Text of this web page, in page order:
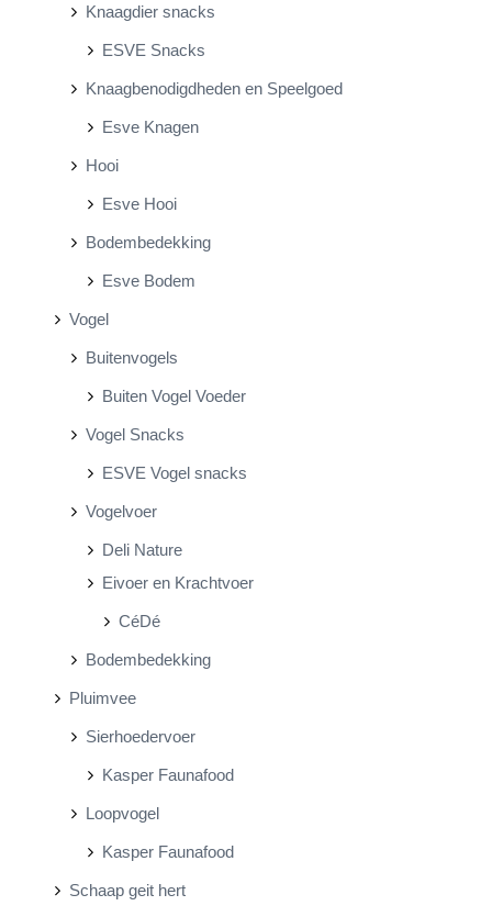
Knaagdier snacks
ESVE Snacks
Knaagbenodigdheden en Speelgoed
Esve Knagen
Hooi
Esve Hooi
Bodembedekking
Esve Bodem
Vogel
Buitenvogels
Buiten Vogel Voeder
Vogel Snacks
ESVE Vogel snacks
Vogelvoer
Deli Nature
Eivoer en Krachtvoer
CéDé
Bodembedekking
Pluimvee
Sierhoedervoer
Kasper Faunafood
Loopvogel
Kasper Faunafood
Schaap geit hert